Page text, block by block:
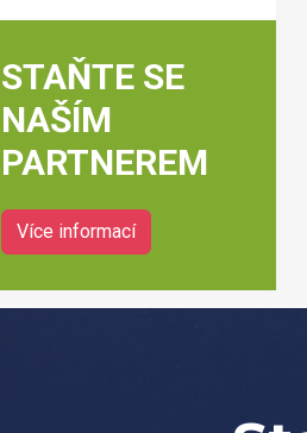
STAŇTE SE
NAŠÍM
PARTNEREM
Více informací